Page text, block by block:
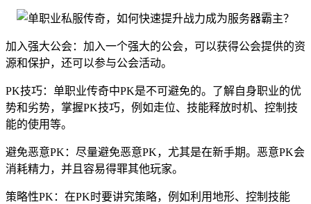
加入强大公会：加入一个强大的公会，可以获得公会提供的资
源和保护，还可以参与公会活动。
PK技巧：单职业传奇中PK是不可避免的。了解自身职业的优
势和劣势，掌握PK技巧，例如走位、技能释放时机、控制技
能的使用等。
避免恶意PK：尽量避免恶意PK，尤其是在新手期。恶意PK会
消耗精力，并且容易得罪其他玩家。
策略性PK：在PK时要讲究策略，例如利用地形、控制技能